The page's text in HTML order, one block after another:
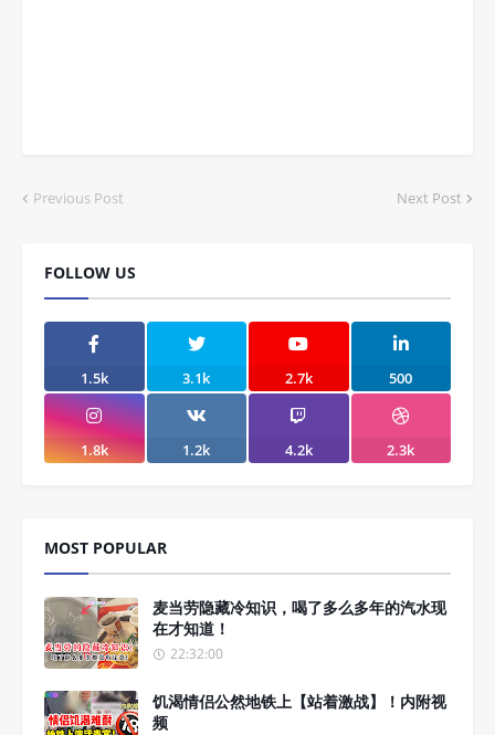
Previous Post Next Post
FOLLOW US
1.5k 3.1k 2.7k 500
1.8k 1.2k 4.2k 2.3k
MOST POPULAR
麦当劳隐藏冷知识，喝了多么多年的汽水现
在才知道！
22:32:00
饥渴情侣公然地铁上【站着激战】！内附视
频